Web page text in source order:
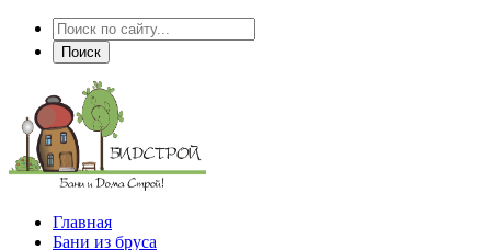
Поиск
Главная
Бани из бруса